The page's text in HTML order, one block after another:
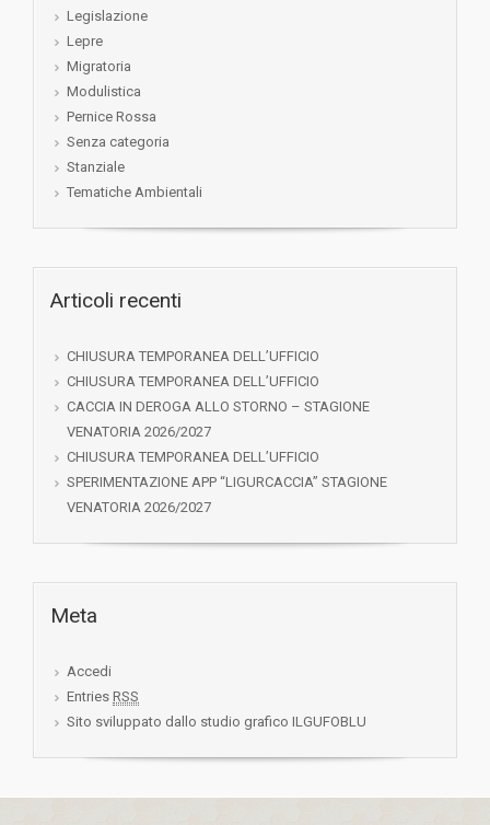
Legislazione
Lepre
Migratoria
Modulistica
Pernice Rossa
Senza categoria
Stanziale
Tematiche Ambientali
Articoli recenti
CHIUSURA TEMPORANEA DELL’UFFICIO
CHIUSURA TEMPORANEA DELL’UFFICIO
CACCIA IN DEROGA ALLO STORNO – STAGIONE
VENATORIA 2026/2027
CHIUSURA TEMPORANEA DELL’UFFICIO
SPERIMENTAZIONE APP “LIGURCACCIA” STAGIONE
VENATORIA 2026/2027
Meta
Accedi
Entries RSS
Sito sviluppato dallo studio grafico ILGUFOBLU